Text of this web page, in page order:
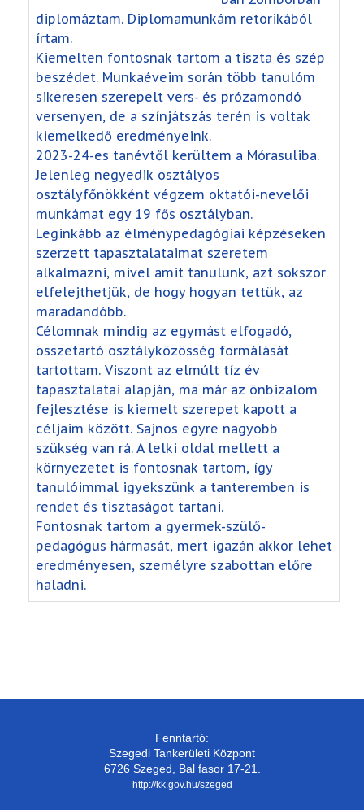
diplomáztam. Diplomamunkám retorikából
írtam.
Kiemelten fontosnak tartom a tiszta és szép
beszédet. Munkaéveim során több tanulóm
sikeresen szerepelt vers- és prózamondó
versenyen, de a színjátszás terén is voltak
kiemelkedő eredményeink.
2023-24-es tanévtől kerültem a Mórasuliba.
Jelenleg negyedik osztályos
osztályfőnökként végzem oktatói-nevelői
munkámat egy 19 fős osztályban.
Leginkább az élménypedagógiai képzéseken
szerzett tapasztalataimat szeretem
alkalmazni, mivel amit tanulunk, azt sokszor
elfelejthetjük, de hogy hogyan tettük, az
maradandóbb.
Célomnak mindig az egymást elfogadó,
összetartó osztályközösség formálását
tartottam. Viszont az elmúlt tíz év
tapasztalatai alapján, ma már az önbizalom
fejlesztése is kiemelt szerepet kapott a
céljaim között. Sajnos egyre nagyobb
szükség van rá. A lelki oldal mellett a
környezetet is fontosnak tartom, így
tanulóimmal igyekszünk a tanteremben is
rendet és tisztaságot tartani.
Fontosnak tartom a gyermek-szülő-
pedagógus hármasát, mert igazán akkor lehet
eredményesen, személyre szabottan előre
haladni.
Fenntartó:
Szegedi Tankerületi Központ
6726 Szeged, Bal fasor 17-21.
http://kk.gov.hu/szeged